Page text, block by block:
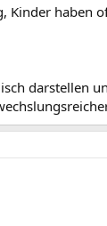
haben
darstellen